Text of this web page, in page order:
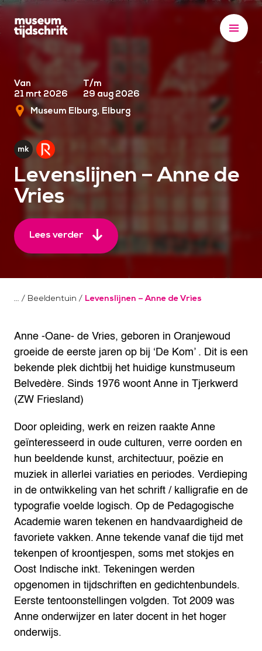
S
i
Van
21 mrt 2026
T/m
29 aug 2026
Museum Elburg Elburg
Levenslijnen – Anne de
Vries
Lees verder
/ Beeldentuin / Levenslijnen – Anne de Vries
Anne -Oane- de Vries, geboren in Oranjewoud
groeide de eerste jaren op bij ‘De Kom’ . Dit is een
bekende plek dichtbij het huidige kunstmuseum
Belvedère. Sinds 1976 woont Anne in Tjerkwerd
(ZW Friesland)
Door opleiding, werk en reizen raakte Anne
geïnteresseerd in oude culturen, verre oorden en
hun beeldende kunst, architectuur, poëzie en
muziek in allerlei variaties en periodes. Verdieping
in de ontwikkeling van het schrift / kalligrafie en de
typografie voelde logisch. Op de Pedagogische
Academie waren tekenen en handvaardigheid de
favoriete vakken. Anne tekende vanaf die tijd met
tekenpen of kroontjespen, soms met stokjes en
Oost Indische inkt. Tekeningen werden
opgenomen in tijdschriften en gedichtenbundels.
Eerste tentoonstellingen volgden. Tot 2009 was
Anne onderwijzer en later docent in het hoger
onderwijs.